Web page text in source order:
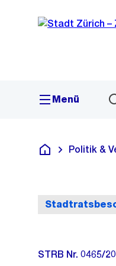
Navigation
Sprunglink
Menü
Deutsch
Politik &
STRB Nr. 0465/